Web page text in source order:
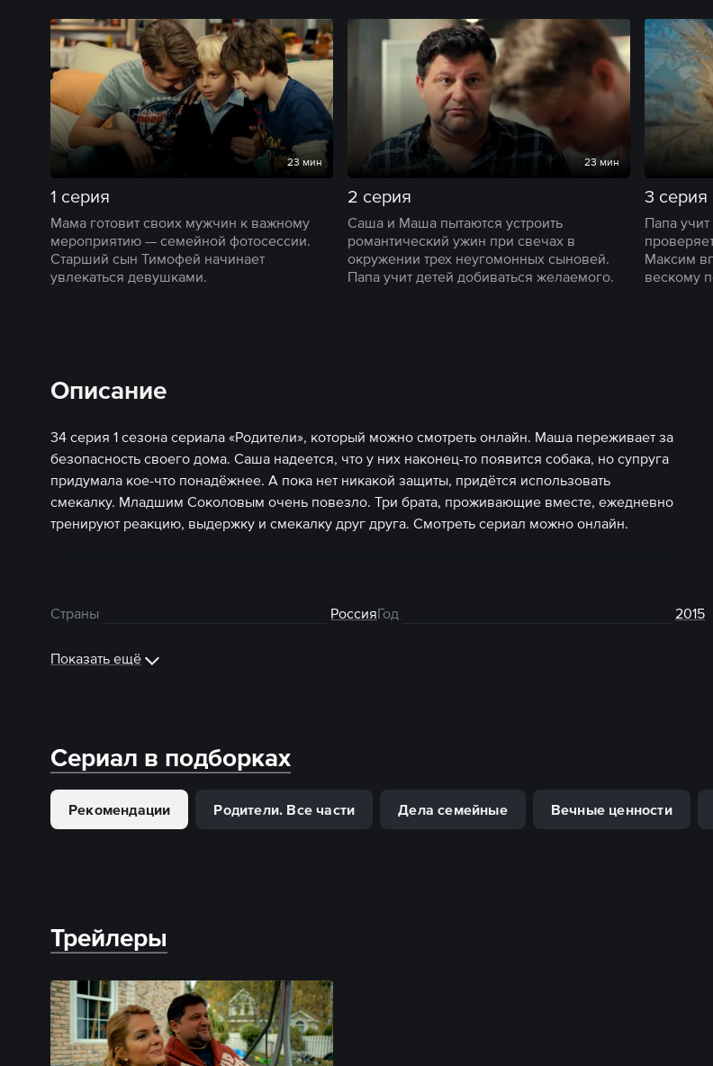
23 мин
1 серия
Мама готовит своих мужчин к важному
мероприятию — семейной фотосессии.
Старший сын Тимофей начинает
увлекаться девушками.
23 мин
2 серия
Саша и Маша пытаются устроить
романтический ужин при свечах в
окружении трех неугомонных сыновей.
Папа учит детей добиваться желаемого.
3 серия
Папа
Максим
вескому
Описание
34 серия 1 сезона сериала «Родители», который можно смотреть онлайн. Маша переживает за
безопасность своего дома. Саша надеется, что у них наконец-то появится собака, но супруга
придумала кое-что понадёжнее. А пока нет никакой защиты, придётся использовать
смекалку. Младшим Соколовым очень повезло. Три брата, проживающие вместе, ежедневно
тренируют реакцию, выдержку и смекалку друг друга. Смотреть сериал можно онлайн.
Страны РоссияГод 2015
Показать ещё
Сериал в подборках
Рекомендации Родители. Все части Дела семейные Вечные ценности
Трейлеры